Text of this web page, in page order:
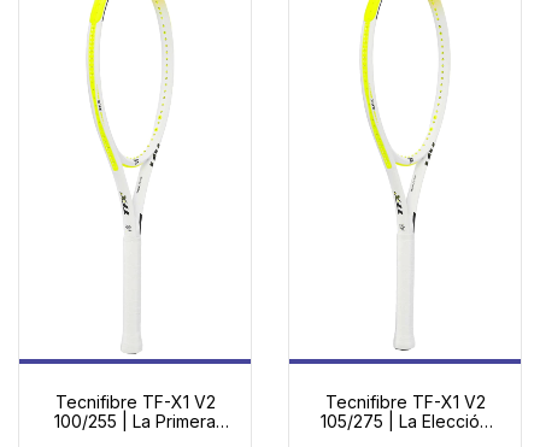
Tecnifibre TF-X1 V2
100/255 | La Primera
Tecnifibre TF-X1 V2
105/275 | La Elección